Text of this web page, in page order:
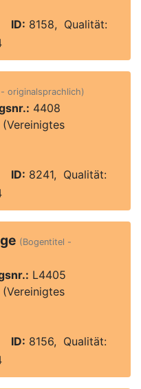
ID: 8158, Qualität:
originalsprachlich)
4408
ID: 8241, Qualität:
(Bogentitel -
L4405
ID: 8156, Qualität: